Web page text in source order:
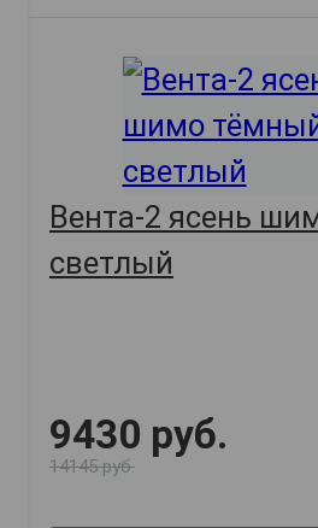
Вента-2 ясень
светлый
9430 руб.
14145 руб.